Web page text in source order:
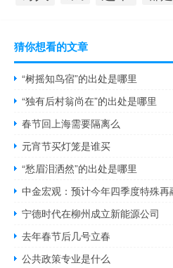
猜你想看的文章
“树摇知鸟宿”的出处是哪里
“独有后村翁尚在”的出处是哪里
春节回上海需要隔离么
元宵节买灯笼是谁买
“愁眉泪洒然”的出处是哪里
宁德时代在柳州成立新能源公司
去年春节后几号立春
公共政策专业是什么